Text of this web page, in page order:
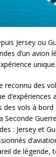
Jersey ou
d’un avion
unique.
reconnu des
d’expériences
des vols à bord
Seconde
: Jersey et
de légende,